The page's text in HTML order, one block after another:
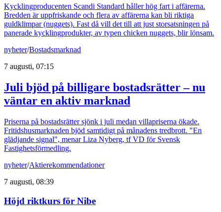
Kycklingproducenten Scandi Standard håller hög fart i affärerna.
Bredden är uppfriskande och flera av affärerna kan bli riktiga
guldklimpar (nuggets). Fast då vill det till att just storsatsningen på
panerade kycklingprodukter, av typen chicken nuggets, blir lönsam.
nyheter/Bostadsmarknad
7 augusti, 07:15
Juli bjöd på billigare bostadsrätter – nu
väntar en aktiv marknad
Priserna på bostadsrätter sjönk i juli medan villapriserna ökade.
Fritidshusmarknaden bjöd samtidigt på månadens tredbrott. "En
glädjande signal", menar Liza Nyberg, tf VD för Svensk
Fastighetsförmedling.
nyheter/Aktierekommendationer
7 augusti, 08:39
Höjd riktkurs för Nibe